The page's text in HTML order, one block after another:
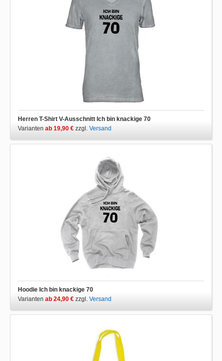
Herren T-Shirt V-Ausschnitt Ich bin knackige 70
Varianten ab 19,90 € zzgl. Versand
Hoodie Ich bin knackige 70
Varianten ab 24,90 € zzgl. Versand